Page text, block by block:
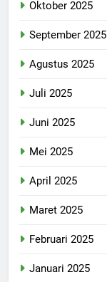
Oktober 2025
September 2025
Agustus 2025
Juli 2025
Juni 2025
Mei 2025
April 2025
Maret 2025
Februari 2025
Januari 2025